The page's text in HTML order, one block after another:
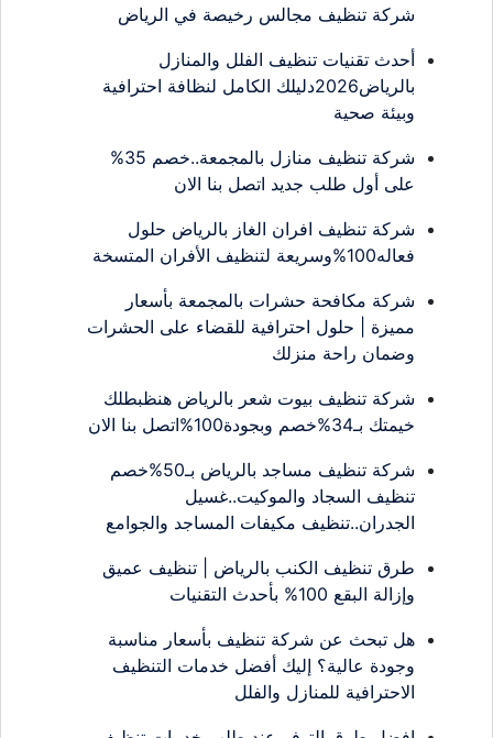
شركة تنظيف مجالس رخيصة في الرياض
أحدث تقنيات تنظيف الفلل والمنازل
بالرياض2026دليلك الكامل لنظافة احترافية
وبيئة صحية
شركة تنظيف منازل بالمجمعة..خصم 35%
على أول طلب جديد اتصل بنا الان
شركة تنظيف افران الغاز بالرياض حلول
فعاله100%وسريعة لتنظيف الأفران المتسخة
شركة مكافحة حشرات بالمجمعة بأسعار
مميزة | حلول احترافية للقضاء على الحشرات
وضمان راحة منزلك
شركة تنظيف بيوت شعر بالرياض هنظبطلك
خيمتك بـ34%خصم وبجودة100%اتصل بنا الان
شركة تنظيف مساجد بالرياض بـ50%خصم
تنظيف السجاد والموكيت..غسيل
الجدران..تنظيف مكيفات المساجد والجوامع
طرق تنظيف الكنب بالرياض | تنظيف عميق
وإزالة البقع 100% بأحدث التقنيات
هل تبحث عن شركة تنظيف بأسعار مناسبة
وجودة عالية؟ إليك أفضل خدمات التنظيف
الاحترافية للمنازل والفلل